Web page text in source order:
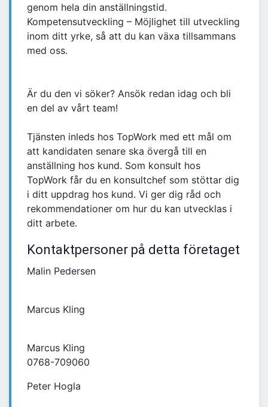
genom hela din anställningstid.
Kompetensutveckling – Möjlighet till utveckling
inom ditt yrke, så att du kan växa tillsammans
med oss.
Är du den vi söker? Ansök redan idag och bli
en del av vårt team!
Tjänsten inleds hos TopWork med ett mål om
att kandidaten senare ska övergå till en
anställning hos kund. Som konsult hos
TopWork får du en konsultchef som stöttar dig
i ditt uppdrag hos kund. Vi ger dig råd och
rekommendationer om hur du kan utvecklas i
ditt arbete.
Kontaktpersoner på detta företaget
Malin Pedersen
Marcus Kling
Marcus Kling
0768-709060
Peter Hogla